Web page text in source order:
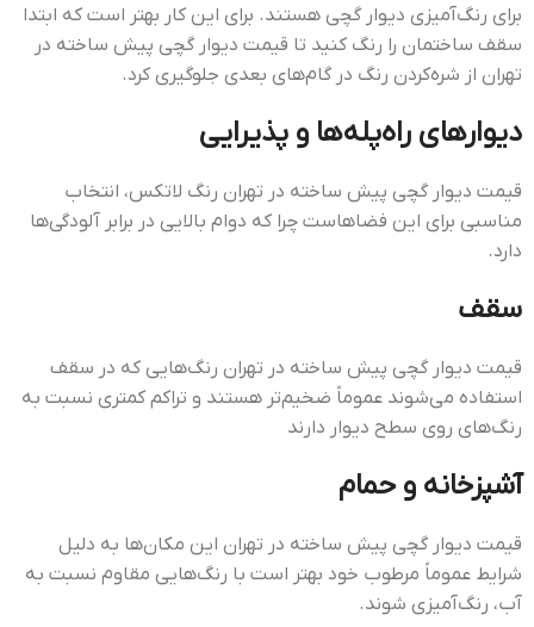
برای رنگ‌آمیزی دیوار گچی هستند. برای این کار بهتر است که ابتدا
سقف ساختمان را رنگ کنید تا قيمت ديوار گچي پيش ساخته در
تهران از شره‌کردن رنگ در گام‌های بعدی جلوگیری کرد.
دیوارهای راه‌پله‌ها و پذیرایی
قيمت ديوار گچي پيش ساخته در تهران رنگ لاتکس، انتخاب
مناسبی برای این فضاهاست چرا که دوام بالایی در برابر آلودگی‌ها
دارد.
سقف
قيمت ديوار گچي پيش ساخته در تهران رنگ‌هایی که در سقف
استفاده می‌شوند عموماً ضخیم‌تر هستند و تراکم کمتری نسبت به
رنگ‌های روی سطح دیوار دارند
آشپزخانه و حمام
قيمت ديوار گچي پيش ساخته در تهران این مکان‌ها به دلیل
شرایط عموماً مرطوب خود بهتر است با رنگ‌هایی مقاوم نسبت به
آب، رنگ‌آمیزی شوند.